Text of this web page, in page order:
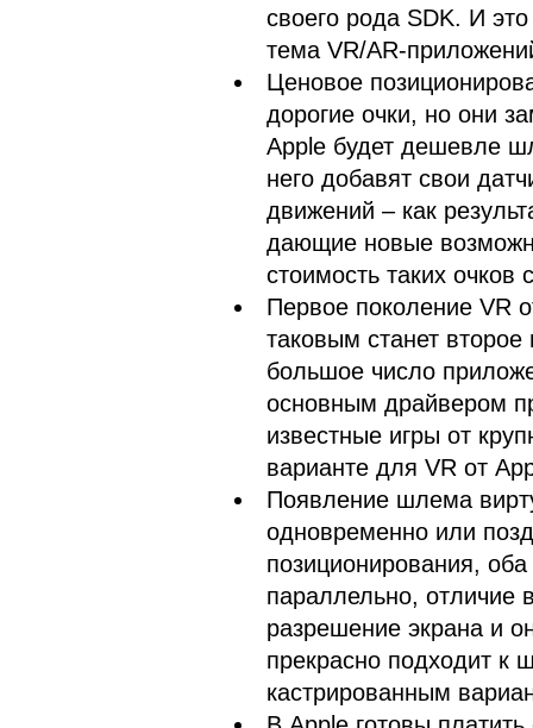
своего рода SDK. И
тема VR/AR-
Ценовое
дорогие очки, но они
Apple будет дешевле
него добавят свои
движений – как
дающие новые
стоимость таких очков
Первое поколение VR
таковым станет второе
большое число
основным драйвером
известные игры от
варианте для VR от
Появление шлема
одновременно или
позиционирования,
параллельно,
разрешение экрана и
прекрасно подходит к
кастрированным